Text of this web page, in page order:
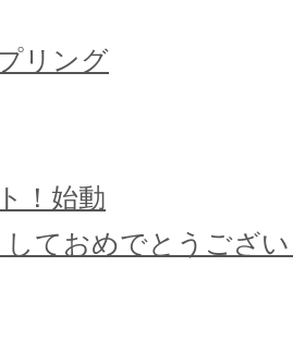
リング
！始動
しておめでとうござ